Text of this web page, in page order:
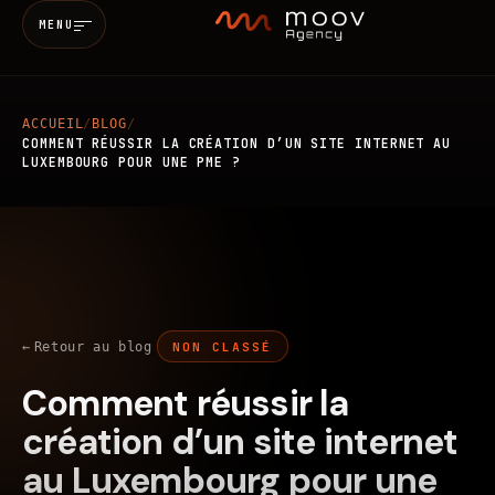
MENU
Accueil
MARKETING & SEO
MOBILE IA
Réalisations
Blog
ACCUEIL/ BLOG/
COMMENT RÉUSSIR LA CRÉATION D’UN SITE INTERNET AU
LUXEMBOURG POUR UNE PME ?
Retour au blog NON CLASSÉ
Comment réussir la
création d’un site internet
au Luxembourg pour une